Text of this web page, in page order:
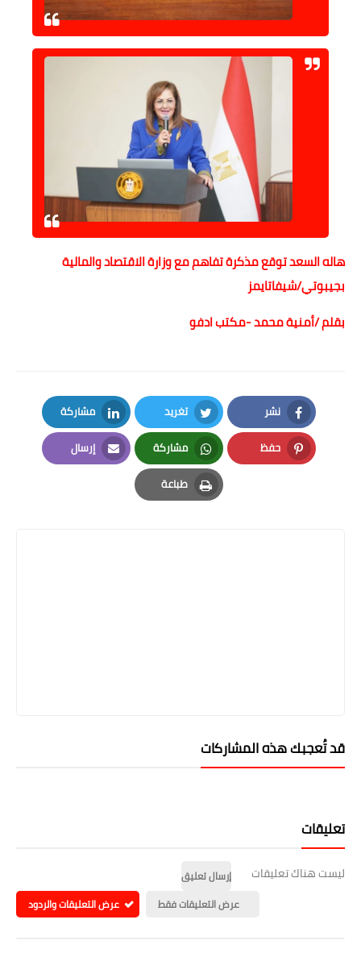
هاله السعد توقع مذكرة تفاهم مع وزارة الاقتصاد والمالية
بجيبوتي/شيفاتايمز
بقلم /أمنية محمد -مكتب ادفو
نشر
Facebook
تغريد
Twitter
مشاركة
LinkedIn
حفظ
Pinterest
مشاركة
Whatsapp
إرسال
Email
طباعة
Print
قد تُعجبك هذه المشاركات
تعليقات
ليست هناك تعليقات
إرسال تعليق
عرض التعليقات فقط
عرض التعليقات والردود